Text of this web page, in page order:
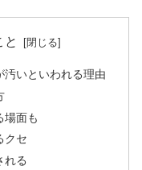
と
汚いといわれる理由
場面も
クセ
れる